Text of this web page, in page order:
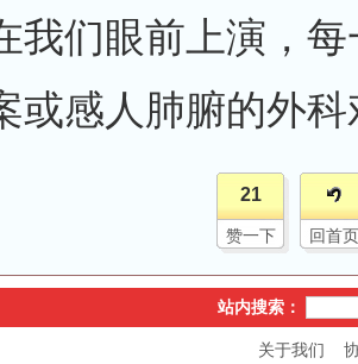
我们眼前上演，
或感人肺腑的外
21
赞一下 回首页
站内搜索：
关于我们